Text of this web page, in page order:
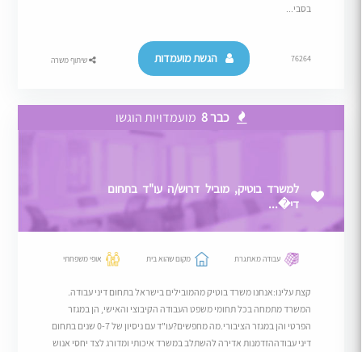
בסבי...
76264 הגשת מועמדות שיתוף משרה
כבר 8 מועמדויות הוגשו
למשרד בוטיק, מוביל דרוש/ה עו"ד בתחום
די�...
עבודה מאתגרת מקום שהוא בית אופי משפחתי
קצת עלינו:אנחנו משרד בוטיק מהמובילים בישראל בתחום דיני עבודה.
המשרד מתמחה בכל תחומי משפט העבודה הקיבוצי והאישי, הן במגזר
הפרטי והן במגזר הציבורי.מה מחפשים?עו"ד עם ניסיון של 0-7 שנים בתחום
דיני עבודההזדמנות אדירה להשתלב במשרד איכותי ומדורג לצד יחסי אנוש